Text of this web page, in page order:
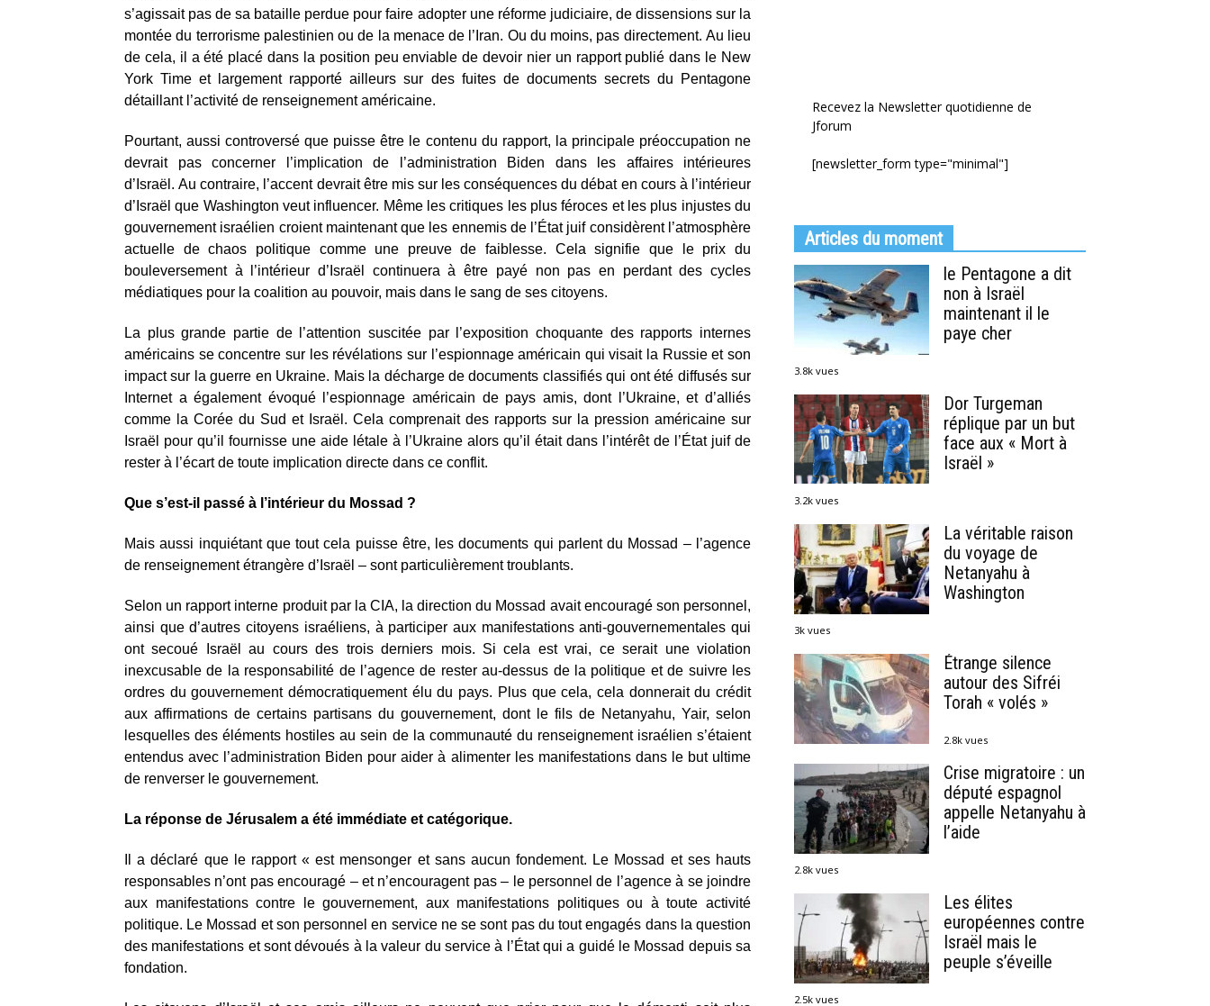
s’agissait pas de sa bataille perdue pour faire adopter une réforme judiciaire, de dissensions sur la
montée du terrorisme palestinien ou de la menace de l’Iran. Ou du moins, pas directement. Au lieu
de cela, il a été placé dans la position peu enviable de devoir nier un rapport publié dans le New
York Time et largement rapporté ailleurs sur des fuites de documents secrets du Pentagone
détaillant l’activité de renseignement américaine.
Pourtant, aussi controversé que puisse être le contenu du rapport, la principale préoccupation ne
devrait pas concerner l’implication de l’administration Biden dans les affaires intérieures
d’Israël. Au contraire, l’accent devrait être mis sur les conséquences du débat en cours à l’intérieur
d’Israël que Washington veut influencer. Même les critiques les plus féroces et les plus injustes du
gouvernement israélien croient maintenant que les ennemis de l’État juif considèrent l’atmosphère
actuelle de chaos politique comme une preuve de faiblesse. Cela signifie que le prix du
bouleversement à l’intérieur d’Israël continuera à être payé non pas en perdant des cycles
médiatiques pour la coalition au pouvoir, mais dans le sang de ses citoyens.
La plus grande partie de l’attention suscitée par l’exposition choquante des rapports internes
américains se concentre sur les révélations sur l’espionnage américain qui visait la Russie et son
impact sur la guerre en Ukraine. Mais la décharge de documents classifiés qui ont été diffusés sur
Internet a également évoqué l’espionnage américain de pays amis, dont l’Ukraine, et d’alliés
comme la Corée du Sud et Israël. Cela comprenait des rapports sur la pression américaine sur
Israël pour qu’il fournisse une aide létale à l’Ukraine alors qu’il était dans l’intérêt de l’État juif de
rester à l’écart de toute implication directe dans ce conflit.
Que s’est-il passé à l’intérieur du Mossad ?
Mais aussi inquiétant que tout cela puisse être, les documents qui parlent du Mossad – l’agence
de renseignement étrangère d’Israël – sont particulièrement troublants.
Selon un rapport interne produit par la CIA, la direction du Mossad avait encouragé son personnel,
ainsi que d’autres citoyens israéliens, à participer aux manifestations anti-gouvernementales qui
ont secoué Israël au cours des trois derniers mois. Si cela est vrai, ce serait une violation
inexcusable de la responsabilité de l’agence de rester au-dessus de la politique et de suivre les
ordres du gouvernement démocratiquement élu du pays. Plus que cela, cela donnerait du crédit
aux affirmations de certains partisans du gouvernement, dont le fils de Netanyahu, Yair, selon
lesquelles des éléments hostiles au sein de la communauté du renseignement israélien s’étaient
entendus avec l’administration Biden pour aider à alimenter les manifestations dans le but ultime
de renverser le gouvernement.
La réponse de Jérusalem a été immédiate et catégorique.
Il a déclaré que le rapport « est mensonger et sans aucun fondement. Le Mossad et ses hauts
responsables n’ont pas encouragé – et n’encouragent pas – le personnel de l’agence à se joindre
aux manifestations contre le gouvernement, aux manifestations politiques ou à toute activité
politique. Le Mossad et son personnel en service ne se sont pas du tout engagés dans la question
des manifestations et sont dévoués à la valeur du service à l’État qui a guidé le Mossad depuis sa
fondation.
Recevez la Newsletter quotidienne de
Jforum
[newsletter_form type="minimal"]
Articles du moment
le Pentagone a dit
non à Israël
maintenant il le
paye cher
3.8k vues
Dor Turgeman
réplique par un but
face aux « Mort à
Israël »
3.2k vues
La véritable raison
du voyage de
Netanyahu à
Washington
3k vues
Étrange silence
autour des Sifréi
Torah « volés »
2.8k vues
Crise migratoire : un
député espagnol
appelle Netanyahu à
l’aide
2.8k vues
Les élites
européennes contre
Israël mais le
peuple s’éveille
2.5k vues